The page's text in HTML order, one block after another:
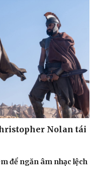
Nolan tái
để ngăn âm nhạc lệch